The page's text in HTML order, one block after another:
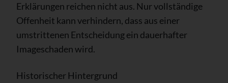
Erklärungen reichen nicht aus. Nur vollständige
Offenheit kann verhindern, dass aus einer
umstrittenen Entscheidung ein dauerhafter
Imageschaden wird.
Historischer Hintergrund